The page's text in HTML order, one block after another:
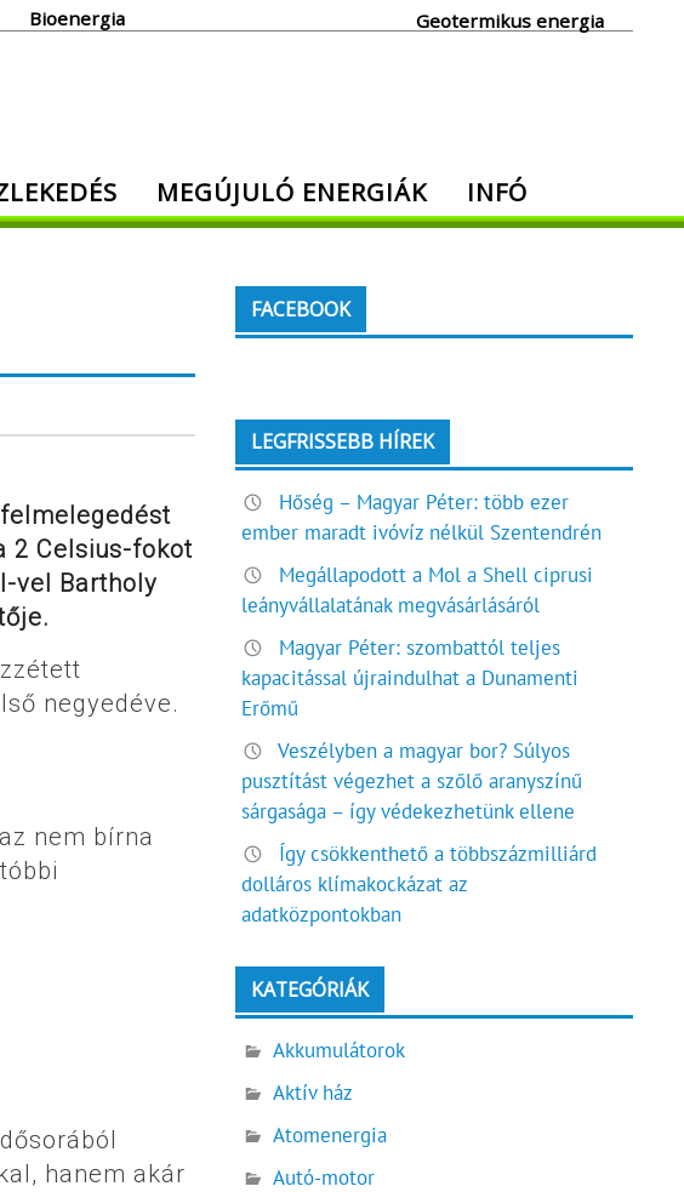
Bioenergia Geotermikus energia
MEGÚJULÓ ENERGIÁK INFÓ
2 Celsius-fokot
vel Bartholy
negyedéve.
nem bírna
hanem akár
FACEBOOK
LEGFRISSEBB HÍREK
Hőség – Magyar Péter: több ezer
ember maradt ivóvíz nélkül Szentendrén
Megállapodott a Mol a Shell ciprusi
leányvállalatának megvásárlásáról
Magyar Péter: szombattól teljes
kapacitással újraindulhat a Dunamenti
Erőmű
Veszélyben a magyar bor? Súlyos
pusztítást végezhet a szőlő aranyszínű
sárgasága – így védekezhetünk ellene
Így csökkenthető a többszázmilliárd
dolláros klímakockázat az
adatközpontokban
KATEGÓRIÁK
Akkumulátorok
Aktív ház
Atomenergia
Autó-motor